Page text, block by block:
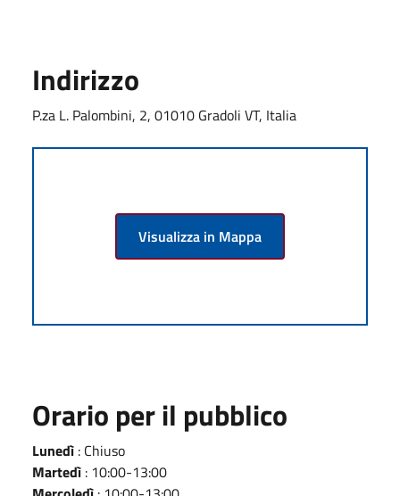
Indirizzo
P.za L. Palombini, 2, 01010 Gradoli VT, Italia
Visualizza in Mappa
Orario per il pubblico
Lunedì : Chiuso
Martedì : 10:00-13:00